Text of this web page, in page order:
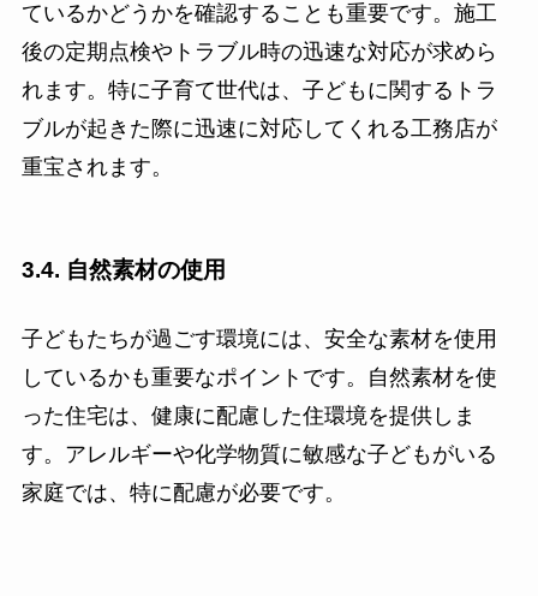
ているかどうかを確認することも重要です。施工
後の定期点検やトラブル時の迅速な対応が求めら
れます。特に子育て世代は、子どもに関するトラ
ブルが起きた際に迅速に対応してくれる工務店が
重宝されます。
3.4. 自然素材の使用
子どもたちが過ごす環境には、安全な素材を使用
しているかも重要なポイントです。自然素材を使
った住宅は、健康に配慮した住環境を提供しま
す。アレルギーや化学物質に敏感な子どもがいる
家庭では、特に配慮が必要です。